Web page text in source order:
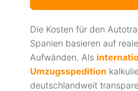
Die Kosten für den
Spanien basieren auf
Aufwänden. Als
Umzugsspedition
deutschlandweit